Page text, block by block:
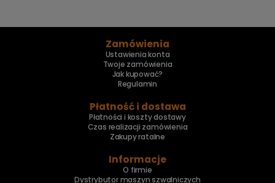
Zamówienia
Ustawienia konta
Twoje zamówienia
Jak kupować?
Regulamin
Płatność i dostawa
Płatności i koszty dostawy
Czas realizacji zamówienia
Zakupy ratalne
Informacje
O firmie
Dystrybutor maszyn szwalniczych